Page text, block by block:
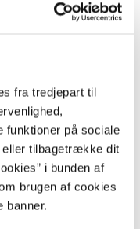
fra tredjepart til
funktioner på sociale
tilbagetrække dit
i bunden af
brugen af cookies
banner.
indenfor forskellige
barsel m.v.